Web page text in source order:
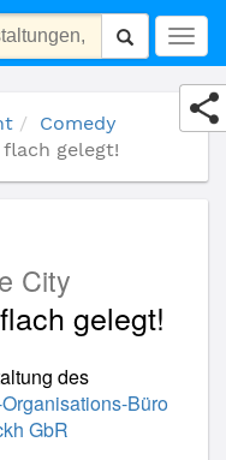
Comedy
gelegt!
City
gelegt!
des
Büro
GbR